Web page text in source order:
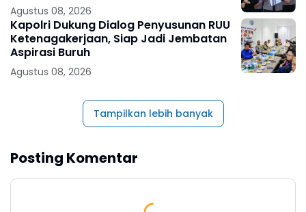
Agustus 08, 2026
Kapolri Dukung Dialog Penyusunan RUU
Ketenagakerjaan, Siap Jadi Jembatan
Aspirasi Buruh
Agustus 08, 2026
Tampilkan lebih banyak
Posting Komentar